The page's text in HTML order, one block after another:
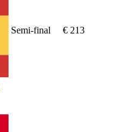
Semi-final € 213